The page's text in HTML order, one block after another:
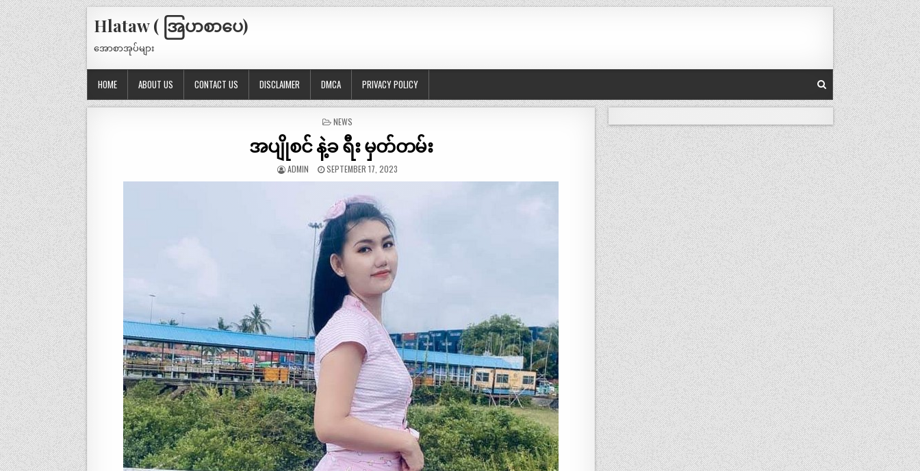
Hlataw ( အြပာစာပေ)
အောစာအုပ်များ
HOME ABOUT US CONTACT US DISCLAIMER DMCA PRIVACY POLICY
POSTED
NEWS
အပျိုစင် နဲ့ခ ရီး မှတ်တမ်း
ADMIN SEPTEMBER 17, 2023